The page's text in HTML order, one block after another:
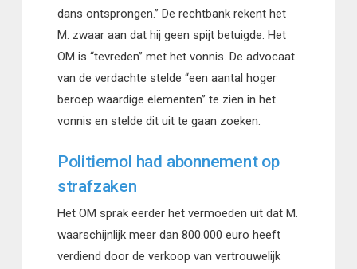
dans ontsprongen.” De rechtbank rekent het
M. zwaar aan dat hij geen spijt betuigde. Het
OM is “tevreden” met het vonnis. De advocaat
van de verdachte stelde “een aantal hoger
beroep waardige elementen” te zien in het
vonnis en stelde dit uit te gaan zoeken.
Politiemol had abonnement op
strafzaken
Het OM sprak eerder het vermoeden uit dat M.
waarschijnlijk meer dan 800.000 euro heeft
verdiend door de verkoop van vertrouwelijk